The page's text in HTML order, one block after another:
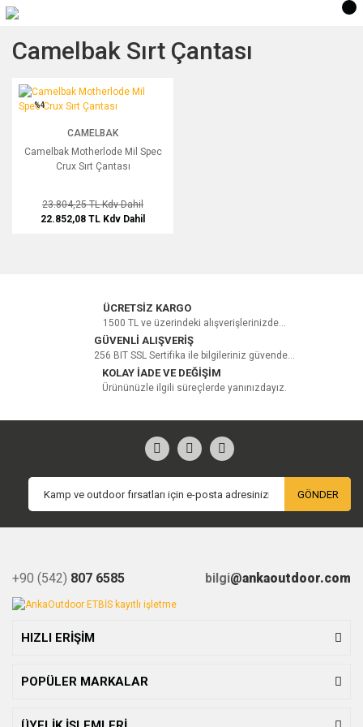
Camelbak Sırt Çantası
Camelbak Motherlode Mil Spec Crux Sırt Çantası
%4
CAMELBAK
Camelbak Motherlode Mil Spec
Crux Sırt Çantası
23.804,25 TLKdv Dahil
22.852,08 TL Kdv Dahil
ÜCRETSİZ KARGO
1500 TL ve üzerindeki alışverişlerinizde...
GÜVENLİ ALIŞVERİŞ
256 BIT SSL Sertifika ile bilgileriniz güvende...
KOLAY İADE VE DEĞİŞİM
Ürününüzle ilgili süreçlerde yanınızdayız.
GÖNDER
+90 (542) 807 6585 bilgi@ankaoutdoor.com
HIZLI ERİŞİM
POPÜLER MARKALAR